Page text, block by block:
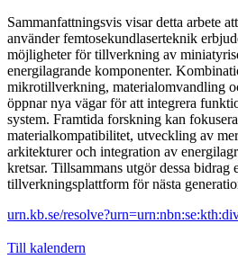
Sammanfattningsvis visar detta arbete
använder femtosekundlaserteknik
möjligheter för tillverkning av
energilagrande komponenter.
mikrotillverkning, materialomvandling
öppnar nya vägar för att integrera
system. Framtida forskning kan
materialkompatibilitet, utveckling av
arkitekturer och integration av
kretsar. Tillsammans utgör dessa bidrag
tillverkningsplattform för nästa
urn.kb.se/
Till kalendern